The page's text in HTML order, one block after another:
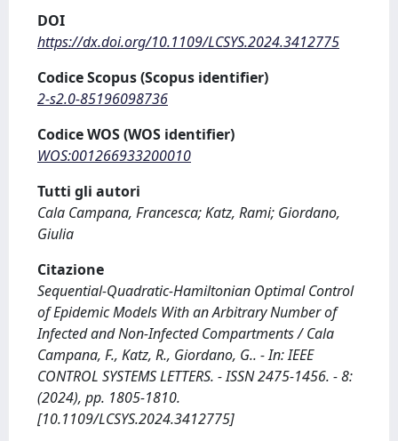
DOI
https://dx.doi.org/10.1109/LCSYS.2024.3412775
Codice Scopus (Scopus identifier)
2-s2.0-85196098736
Codice WOS (WOS identifier)
WOS:001266933200010
Tutti gli autori
Cala Campana, Francesca; Katz, Rami; Giordano,
Giulia
Citazione
Sequential-Quadratic-Hamiltonian Optimal Control
of Epidemic Models With an Arbitrary Number of
Infected and Non-Infected Compartments / Cala
Campana, F., Katz, R., Giordano, G.. - In: IEEE
CONTROL SYSTEMS LETTERS. - ISSN 2475-1456. - 8:
(2024), pp. 1805-1810.
[10.1109/LCSYS.2024.3412775]